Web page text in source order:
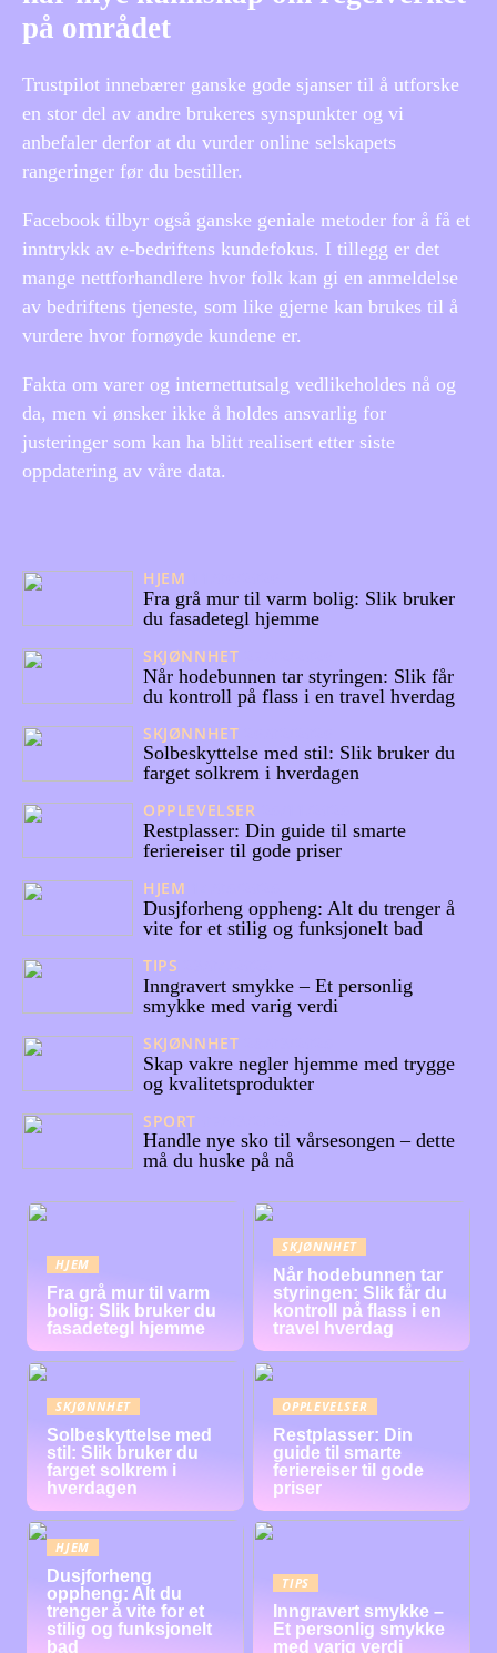
på området
Trustpilot innebærer ganske gode sjanser til å utforske
en stor del av andre brukeres synspunkter og vi
anbefaler derfor at du vurder online selskapets
rangeringer før du bestiller.
Facebook tilbyr også ganske geniale metoder for å få et
inntrykk av e-bedriftens kundefokus. I tillegg er det
mange nettforhandlere hvor folk kan gi en anmeldelse
av bedriftens tjeneste, som like gjerne kan brukes til å
vurdere hvor fornøyde kundene er.
Fakta om varer og internettutsalg vedlikeholdes nå og
da, men vi ønsker ikke å holdes ansvarlig for
justeringer som kan ha blitt realisert etter siste
oppdatering av våre data.
HJEM
Fra grå mur til varm bolig: Slik bruker
du fasadetegl hjemme
SKJØNNHET
Når hodebunnen tar styringen: Slik får
du kontroll på flass i en travel hverdag
SKJØNNHET
Solbeskyttelse med stil: Slik bruker du
farget solkrem i hverdagen
OPPLEVELSER
Restplasser: Din guide til smarte
feriereiser til gode priser
HJEM
Dusjforheng oppheng: Alt du trenger å
vite for et stilig og funksjonelt bad
TIPS
Inngravert smykke – Et personlig
smykke med varig verdi
SKJØNNHET
Skap vakre negler hjemme med trygge
og kvalitetsprodukter
SPORT
Handle nye sko til vårsesongen – dette
må du huske på nå
HJEM
Fra grå mur til varm
bolig: Slik bruker du
fasadetegl hjemme
SKJØNNHET
Når hodebunnen tar
styringen: Slik får du
kontroll på flass i en
travel hverdag
SKJØNNHET
Solbeskyttelse med
stil: Slik bruker du
farget solkrem i
hverdagen
OPPLEVELSER
Restplasser: Din
guide til smarte
feriereiser til gode
priser
HJEM
Dusjforheng
oppheng: Alt du
trenger å vite for et
stilig og funksjonelt
bad
TIPS
Inngravert smykke –
Et personlig smykke
med varig verdi